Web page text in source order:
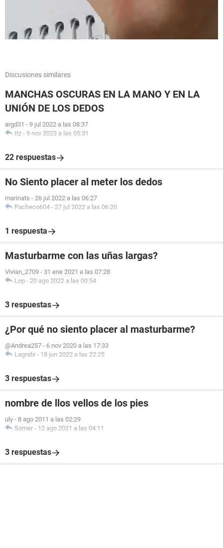
Discusiones similares
MANCHAS OSCURAS EN LA MANO Y EN LA
UNIÓN DE LOS DEDOS
argd31 - 9 jul 2022 a las 08:37
Itz - 9 nov 2023 a las 05:31
22 respuestas
No Siento placer al meter los dedos
marinats - 26 jul 2022 a las 06:27
Pacheco604 - 27 jul 2022 a las 06:20
1 respuesta
Masturbarme con las uñas largas?
Vivian_2709 - 31 ene 2021 a las 07:28
Lop - 20 ago 2022 a las 00:54
3 respuestas
¿Por qué no siento placer al masturbarme?
@Andrea257 - 6 nov 2020 a las 17:33
Lagrabi - 18 jun 2022 a las 22:25
3 respuestas
nombre de llos vellos de los pies
uly - 8 ago 2011 a las 02:29
Somer - 12 ago 2021 a las 04:11
3 respuestas